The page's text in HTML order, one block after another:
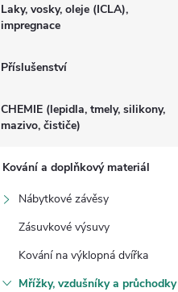
Laky, vosky, oleje (ICLA),
impregnace
Příslušenství
CHEMIE (lepidla, tmely, silikony,
mazivo, čističe)
Kování a doplňkový materiál
Nábytkové závěsy
Zásuvkové výsuvy
Kování na výklopná dvířka
Mřížky, vzdušníky a průchodky